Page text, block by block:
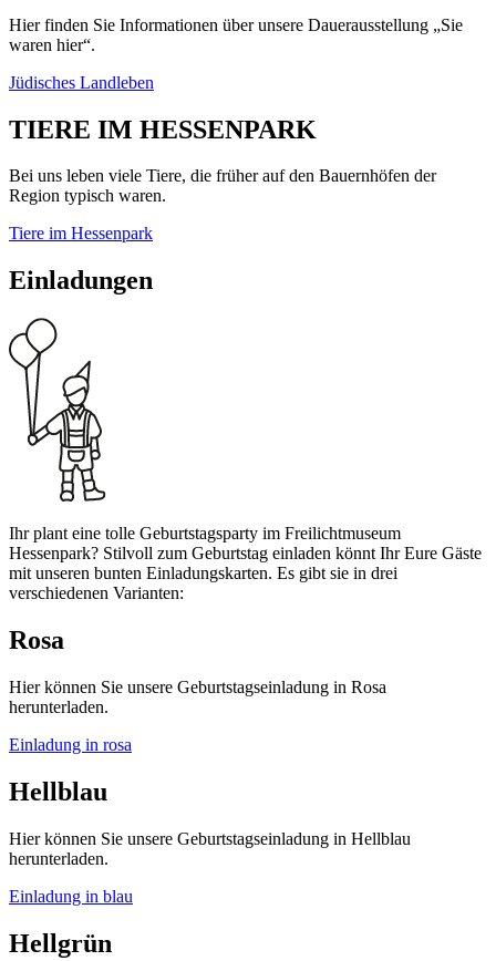
Hier finden Sie Informationen über unsere Dauerausstellung „Sie
waren hier“.
Jüdisches Landleben
TIERE IM HESSENPARK
Bei uns leben viele Tiere, die früher auf den Bauernhöfen der
Region typisch waren.
Tiere im Hessenpark
Einladungen
Ihr plant eine tolle Geburtstagsparty im Freilichtmuseum
Hessenpark? Stilvoll zum Geburtstag einladen könnt Ihr Eure Gäste
mit unseren bunten Einladungskarten. Es gibt sie in drei
verschiedenen Varianten:
Rosa
Hier können Sie unsere Geburtstagseinladung in Rosa
herunterladen.
Einladung in rosa
Hellblau
Hier können Sie unsere Geburtstagseinladung in Hellblau
herunterladen.
Einladung in blau
Hellgrün